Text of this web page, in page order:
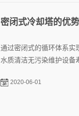
密闭式冷却塔的优
通过密闭式的循环体系实
水质清洁无污染维护设备
2020-06-01